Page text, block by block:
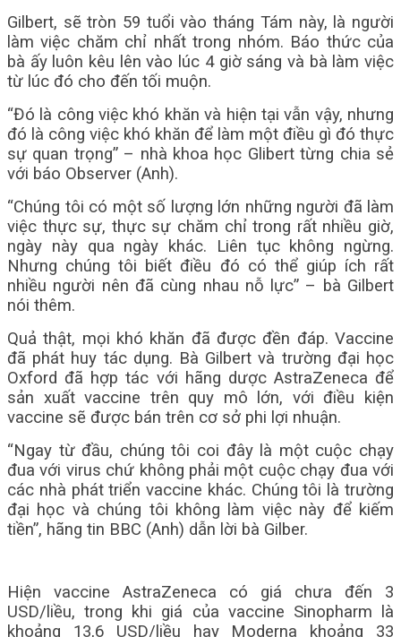
Gilbert, sẽ tròn 59 tuổi vào tháng Tám này, là người
làm việc chăm chỉ nhất trong nhóm. Báo thức của
bà ấy luôn kêu lên vào lúc 4 giờ sáng và bà làm việc
từ lúc đó cho đến tối muộn.
“Đó là công việc khó khăn và hiện tại vẫn vậy, nhưng
đó là công việc khó khăn để làm một điều gì đó thực
sự quan trọng” – nhà khoa học Glibert từng chia sẻ
với báo Observer (Anh).
“Chúng tôi có một số lượng lớn những người đã làm
việc thực sự, thực sự chăm chỉ trong rất nhiều giờ,
ngày này qua ngày khác. Liên tục không ngừng.
Nhưng chúng tôi biết điều đó có thể giúp ích rất
nhiều người nên đã cùng nhau nỗ lực” – bà Gilbert
nói thêm.
Quả thật, mọi khó khăn đã được đền đáp. Vaccine
đã phát huy tác dụng. Bà Gilbert và trường đại học
Oxford đã hợp tác với hãng dược AstraZeneca để
sản xuất vaccine trên quy mô lớn, với điều kiện
vaccine sẽ được bán trên cơ sở phi lợi nhuận.
“Ngay từ đầu, chúng tôi coi đây là một cuộc chạy
đua với virus chứ không phải một cuộc chạy đua với
các nhà phát triển vaccine khác. Chúng tôi là trường
đại học và chúng tôi không làm việc này để kiếm
tiền”, hãng tin BBC (Anh) dẫn lời bà Gilber.
Hiện vaccine AstraZeneca có giá chưa đến 3
USD/liều, trong khi giá của vaccine Sinopharm là
khoảng 13,6 USD/liều hay Moderna khoảng 33